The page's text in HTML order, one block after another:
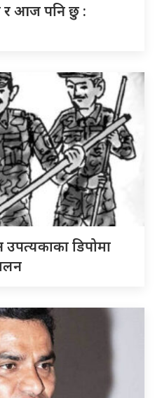
र आज पनि छु :
उपत्यकाका डिपोमा